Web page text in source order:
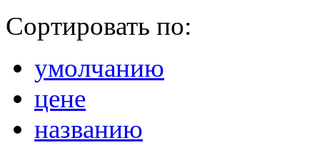
Сортировать по:
умолчанию
цене
названию